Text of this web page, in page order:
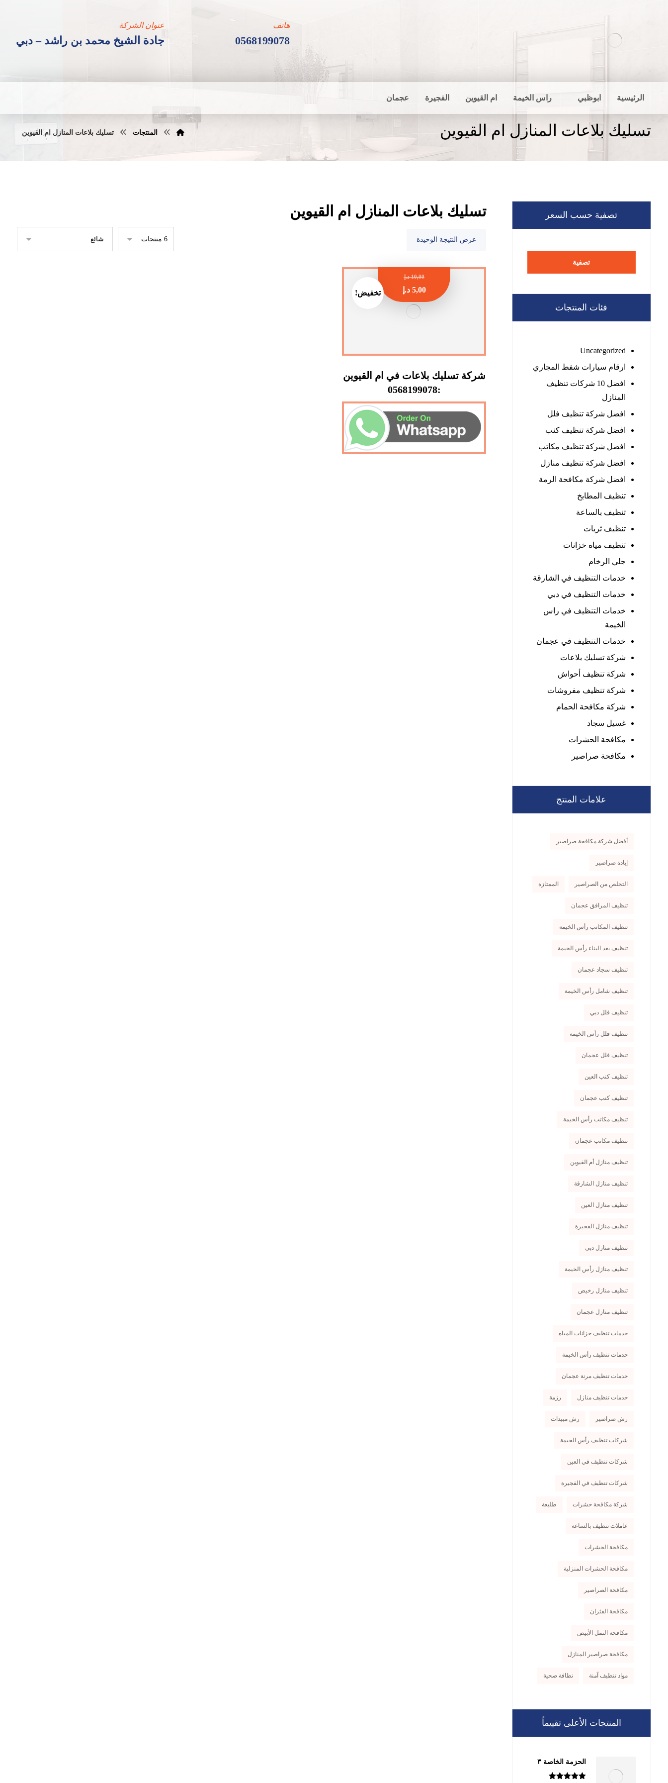
عنوان الشركة
جادة الشيخ محمد بن راشد – دبي
هاتف
0568199078
الرئيسية ابوظبي راس الخيمة ام القيوين الفجيرة عجمان
تسليك بلاعات المنازل ام القيوين المنتجات تسليك بلاعات المنازل ام القيوين
تسليك بلاعات المنازل ام القيوين
عرض النتيجة الوحيدة
تخفيض!
شركة تسليك بلاعات في ام القيوين
:0568199078
10,00 د.إ
5,00 د.إ
تصفية حسب السعر
تصفية
فئات المنتجات
Uncategorized
ارقام سيارات شفط المجاري
افضل 10 شركات تنظيف
المنازل
افضل شركة تنظيف فلل
افضل شركة تنظيف كنب
افضل شركة تنظيف مكاتب
افضل شركة تنظيف منازل
افضل شركة مكافحة الرمة
تنظيف المطابخ
تنظيف بالساعة
تنظيف ثريات
تنظيف مياه خزانات
جلي الرخام
خدمات التنظيف في الشارقة
خدمات التنظيف في دبي
خدمات التنظيف في راس
الخيمة
خدمات التنظيف في عجمان
شركة تسليك بلاعات
شركة تنظيف أحواش
شركة تنظيف مفروشات
شركة مكافحة الحمام
غسيل سجاد
مكافحة الحشرات
مكافحة صراصير
علامات المنتج
أفضل شركة مكافحة صراصير
إبادة صراصير
التخلص من الصراصير الممتازة
تنظيف المرافق عجمان
تنظيف المكاتب رأس الخيمة
تنظيف بعد البناء رأس الخيمة
تنظيف سجاد عجمان
تنظيف شامل رأس الخيمة
تنظيف فلل دبي
تنظيف فلل رأس الخيمة
تنظيف فلل عجمان
تنظيف كنب العين
تنظيف كنب عجمان
تنظيف مكاتب رأس الخيمة
تنظيف مكاتب عجمان
تنظيف منازل أم القيوين
تنظيف منازل الشارقة
تنظيف منازل العين
تنظيف منازل الفجيرة
تنظيف منازل دبي
تنظيف منازل رأس الخيمة
تنظيف منازل رخيص
تنظيف منازل عجمان
خدمات تنظيف خزانات المياه
خدمات تنظيف رأس الخيمة
خدمات تنظيف مرنة عجمان
خدمات تنظيف منازل رزمة
رش صراصير رش مبيدات
شركات تنظيف رأس الخيمة
شركات تنظيف في العين
شركات تنظيف في الفجيرة
شركة مكافحة حشرات طليعة
عاملات تنظيف بالساعة
مكافحة الحشرات
مكافحة الحشرات المنزلية
مكافحة الصراصير
مكافحة الفئران
مكافحة النمل الأبيض
مكافحة صراصير المنازل
مواد تنظيف آمنة نظافة صحية
المنتجات الأعلى تقييماً
الحزمة الخاصة ٣